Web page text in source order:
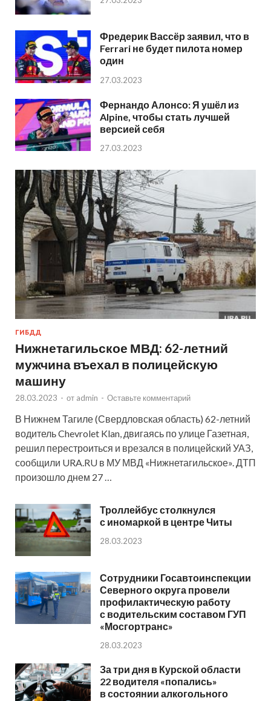
Фредерик Вассёр заявил, что в
Ferrari не будет пилота номер
один
27.03.2023
Фернандо Алонсо: Я ушёл из
Alpine, чтобы стать лучшей
версией себя
27.03.2023
ГИБДД
Нижнетагильское МВД: 62-летний
мужчина въехал в полицейскую
машину
28.03.2023 - от admin - Оставьте комментарий
В Нижнем Тагиле (Свердловская область) 62-летний
водитель Chevrolet Klan, двигаясь по улице Газетная,
решил перестроиться и врезался в полицейский УАЗ,
сообщили URA.RU в МУ МВД «Нижнетагильское». ДТП
произошло днем 27 …
Троллейбус столкнулся
с иномаркой в центре Читы
28.03.2023
Сотрудники Госавтоинспекции
Северного округа провели
профилактическую работу
с водительским составом ГУП
«Мосгортранс»
28.03.2023
За три дня в Курской области
22 водителя «попались»
в состоянии алкогольного